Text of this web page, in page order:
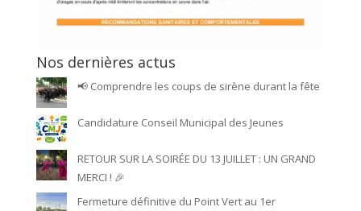
Nos dernières actus
📢 Comprendre les coups de sirène durant la fête
Candidature Conseil Municipal des Jeunes
RETOUR SUR LA SOIRÉE DU 13 JUILLET : UN GRAND
MERCI ! 🎉
Fermeture définitive du Point Vert au 1er